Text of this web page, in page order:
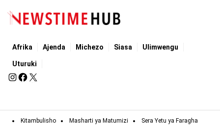
Afrika Ajenda Michezo Siasa Ulimwengu
Uturuki
Kitambulisho Masharti ya Matumizi Sera Yetu ya Faragha